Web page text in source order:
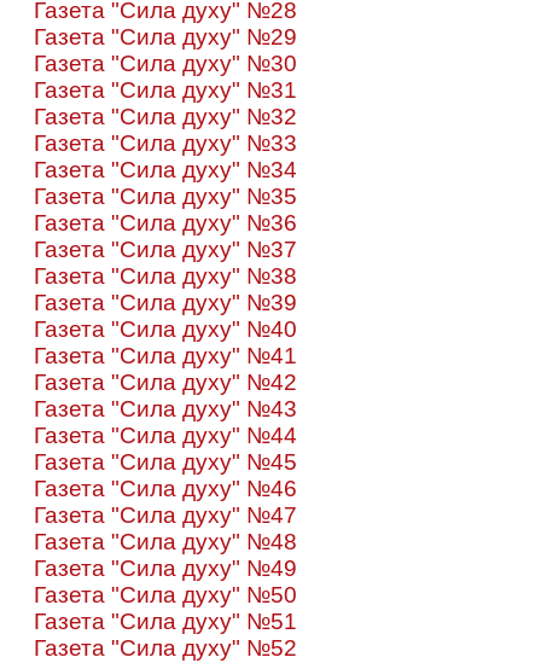
Газета "Сила духу" №28
Газета "Сила духу" №29
Газета "Сила духу" №30
Газета "Сила духу" №31
Газета "Сила духу" №32
Газета "Сила духу" №33
Газета "Сила духу" №34
Газета "Сила духу" №35
Газета "Сила духу" №36
Газета "Сила духу" №37
Газета "Сила духу" №38
Газета "Сила духу" №39
Газета "Сила духу" №40
Газета "Сила духу" №41
Газета "Сила духу" №42
Газета "Сила духу" №43
Газета "Сила духу" №44
Газета "Сила духу" №45
Газета "Сила духу" №46
Газета "Сила духу" №47
Газета "Сила духу" №48
Газета "Сила духу" №49
Газета "Сила духу" №50
Газета "Сила духу" №51
Газета "Сила духу" №52